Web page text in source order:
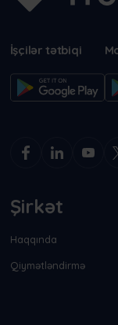
İşçilər tətbiqi
Şirkət
Haqqında
Qiymətləndirmə